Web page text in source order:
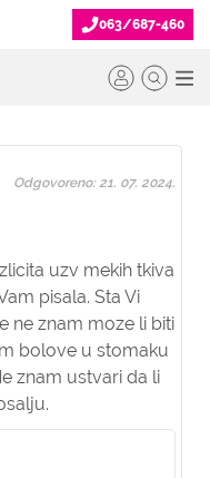
063/687-460
uzv mekih tkiva
pisala. Sta Vi
ne znam moze li biti
bolove u stomaku
znam ustvari da li
Odgovoreno: 21. 07. 2024.